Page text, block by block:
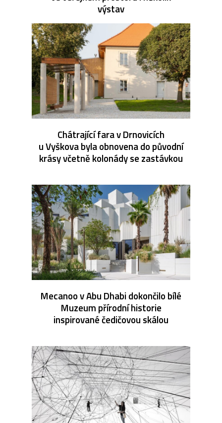
výstav
Chátrající fara v Drnovicích
u Vyškova byla obnovena do původní
krásy včetně kolonády se zastávkou
Mecanoo v Abu Dhabi dokončilo bílé
Muzeum přírodní historie
inspirované čedičovou skálou